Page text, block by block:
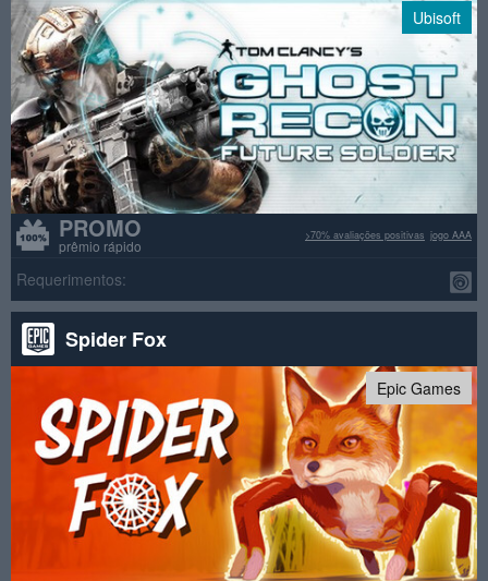
Ubisoft
PROMO
prêmio rápido
jogo AAA
>70% avaliações positivas
Requerimentos:
Spider Fox
Epic Games